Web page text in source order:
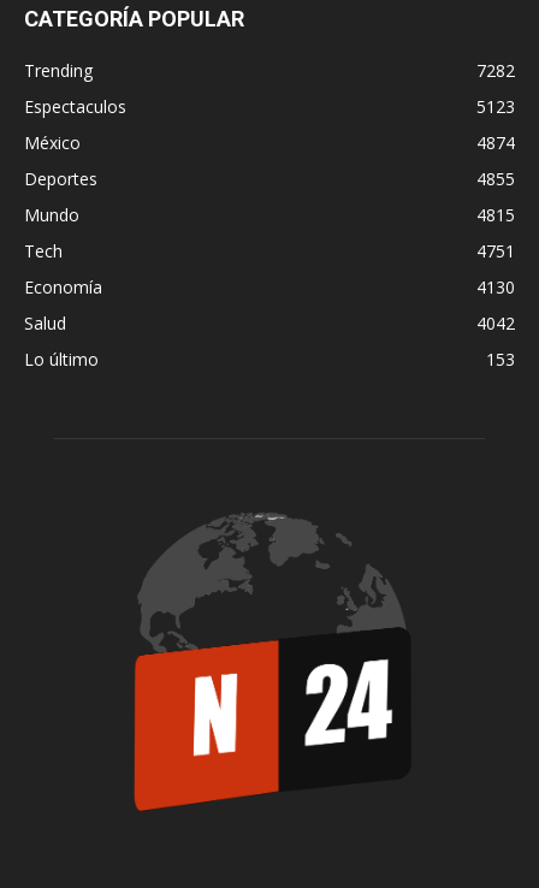
CATEGORÍA POPULAR
Trending
7282
Espectaculos
5123
México
4874
Deportes
4855
Mundo
4815
Tech
4751
Economía
4130
Salud
4042
Lo último
153